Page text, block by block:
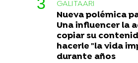
GALITAARI
Nueva polémica
Una influencer la
copiar su
hacerle "la vida
durante años